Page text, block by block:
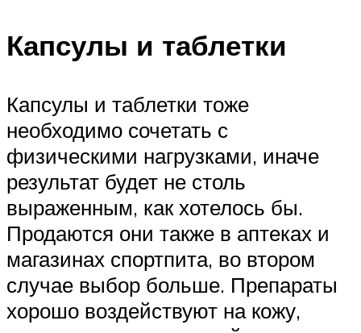
Капсулы и таблетки
Капсулы и таблетки тоже
необходимо сочетать с
физическими нагрузками, иначе
результат будет не столь
выраженным, как хотелось бы.
Продаются они также в аптеках и
магазинах спортпита, во втором
случае выбор больше. Препараты
хорошо воздействуют на кожу,